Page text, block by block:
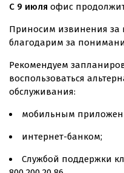
С 9 июля офис
Приносим извинения за
благодарим за
Рекомендуем
воспользоваться
обслуживания:
мобильным
интернет-банком;
Службой поддержки